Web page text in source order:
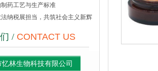
药工艺与生产标准
纳税展担当，共筑社会主义新辉
/ CONTACT US
忆林生物科技有限公司